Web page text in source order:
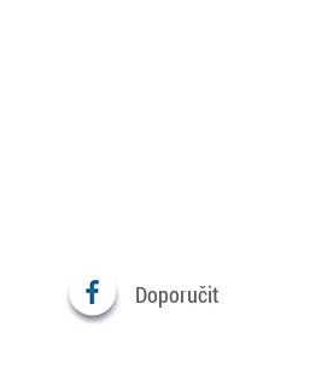
Doporučit